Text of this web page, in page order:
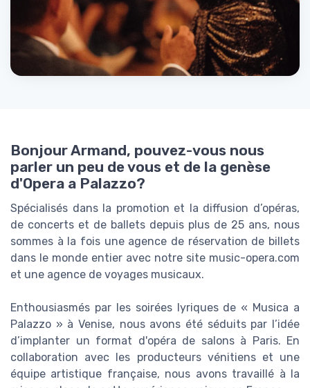
Bonjour Armand, pouvez-vous nous
parler un peu de vous et de la genèse
d'Opera a Palazzo?
Spécialisés dans la promotion et la diffusion d’opéras,
de concerts et de ballets depuis plus de 25 ans, nous
sommes à la fois une agence de réservation de billets
dans le monde entier avec notre site music-opera.com
et une agence de voyages musicaux.
Enthousiasmés par les soirées lyriques de « Musica a
Palazzo » à Venise, nous avons été séduits par l’idée
d’implanter un format d'opéra de salons à Paris. En
collaboration avec les producteurs vénitiens et une
équipe artistique française, nous avons travaillé à la